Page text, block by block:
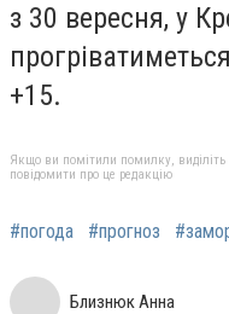
з 30 вересня, у
+15.
Якщо ви помітили помилку, виділіть
повідомити про це редакцію
#погода #прогноз
Близнюк Анна